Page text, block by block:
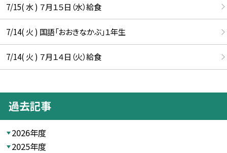
7/15( 水 ) ７月１５日（水）給食
7/14( 火 ) 国語「おおきなかぶ」１年生
7/14( 火 ) ７月１４日（火）給食
過去記事
2026年度
2025年度